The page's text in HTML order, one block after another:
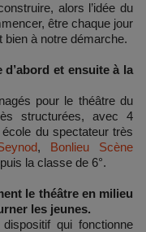
alors l’idée du
être chaque jour
bien à notre démarche.
et ensuite à la
pour le théâtre du
structurées, avec 4
du spectateur très
, Bonlieu Scène
la classe de 6°.
le théâtre en milieu
les jeunes.
qui fonctionne